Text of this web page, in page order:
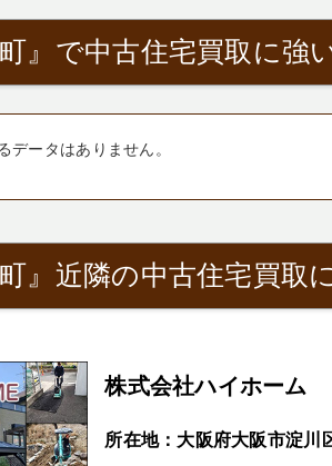
』で中古住宅買取に強
ータはありません。
』近隣の中古住宅買取
株式会社ハイホーム
所在地：大阪府大阪市淀